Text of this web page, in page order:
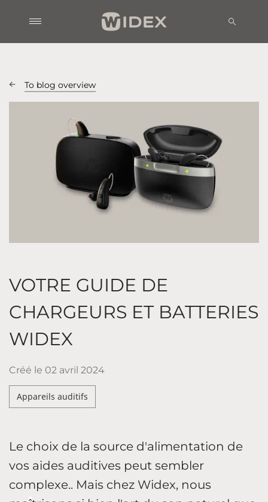
To blog overview
VOTRE GUIDE DE
CHARGEURS ET BATTERIES
WIDEX
Créé le 02 avril 2024
Appareils auditifs
Le choix de la source d'alimentation de
vos aides auditives peut sembler
complexe.. Mais chez Widex, nous